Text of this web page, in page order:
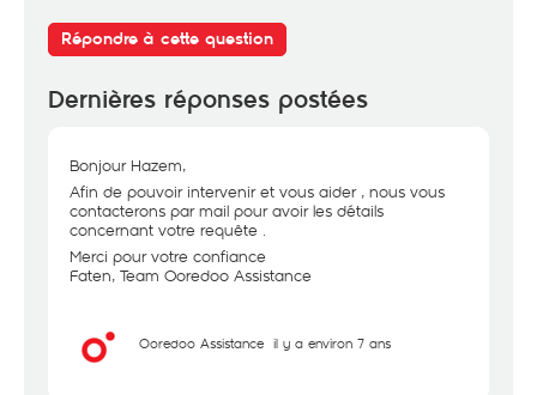
Répondre à cette question
Dernières réponses postées
Bonjour Hazem,
Afin de pouvoir intervenir et vous aider , nous vous
contacterons par mail pour avoir les détails
concernant votre requête .
Merci pour votre confiance
Faten, Team Ooredoo Assistance
Ooredoo Assistance il y a environ 7 ans